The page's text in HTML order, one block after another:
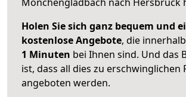
Holen Sie sich ganz bequem und
kostenlose Angebote, die
1 Minuten bei Ihnen sind. Und das
ist, dass all dies zu erschwinglichen
angeboten werden.